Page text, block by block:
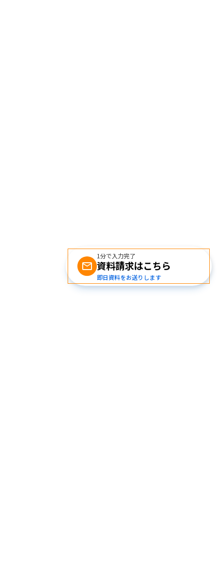
1分で入力完了
資料請求はこちら
即日資料をお送りします